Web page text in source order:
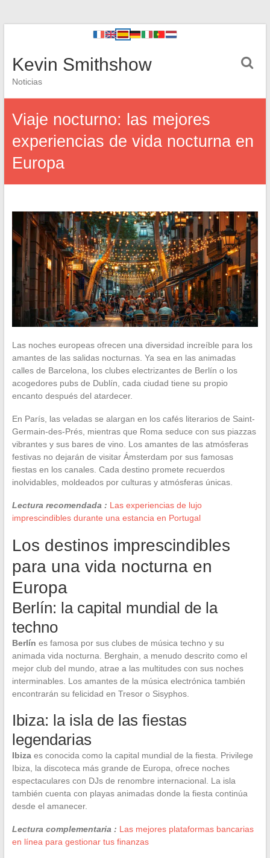
Kevin Smithshow
Noticias
Viaje nocturno: las mejores
experiencias de vida nocturna en
Europa
Las noches europeas ofrecen una diversidad increíble para los
amantes de las salidas nocturnas. Ya sea en las animadas
calles de Barcelona, los clubes electrizantes de Berlín o los
acogedores pubs de Dublín, cada ciudad tiene su propio
encanto después del atardecer.
En París, las veladas se alargan en los cafés literarios de Saint-
Germain-des-Prés, mientras que Roma seduce con sus piazzas
vibrantes y sus bares de vino. Los amantes de las atmósferas
festivas no dejarán de visitar Ámsterdam por sus famosas
fiestas en los canales. Cada destino promete recuerdos
inolvidables, moldeados por culturas y atmósferas únicas.
Lectura recomendada : Las experiencias de lujo
imprescindibles durante una estancia en Portugal
Los destinos imprescindibles
para una vida nocturna en
Europa
Berlín: la capital mundial de la
techno
Berlín es famosa por sus clubes de música techno y su
animada vida nocturna. Berghain, a menudo descrito como el
mejor club del mundo, atrae a las multitudes con sus noches
interminables. Los amantes de la música electrónica también
encontrarán su felicidad en Tresor o Sisyphos.
Ibiza: la isla de las fiestas
legendarias
Ibizaes conocida como la capital mundial de la fiesta. Privilege
Ibiza, la discoteca más grande de Europa, ofrece noches
espectaculares con DJs de renombre internacional. La isla
también cuenta con playas animadas donde la fiesta continúa
desde el amanecer.
Lectura complementaria : Las mejores plataformas bancarias
en línea para gestionar tus finanzas